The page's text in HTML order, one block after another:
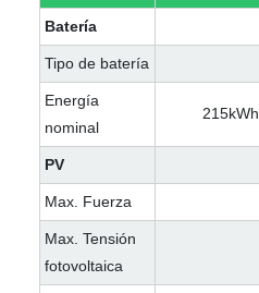
Batería
Tipo de batería
Energía
nominal
215kWh
PV
Max. Fuerza
Max. Tensión
fotovoltaica